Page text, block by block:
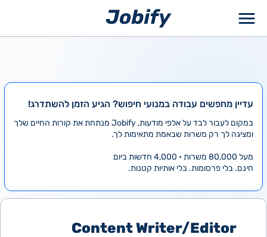
עדיין מחפשים עבודה במנועי חיפוש? הגיע הזמן להשתדרג!
במקום לעבור לבד על אלפי מודעות, Jobify מנתחת את קורות החיים שלך
ומציגה לך רק משרות שבאמת מתאימות לך.
מעל 80,000 משרות • 4,000 חדשות ביום
חינם. בלי פרסומות. בלי אותיות קטנות.
Content Writer/Editor